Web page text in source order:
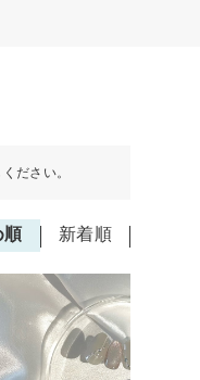
ださい。
順 新着順